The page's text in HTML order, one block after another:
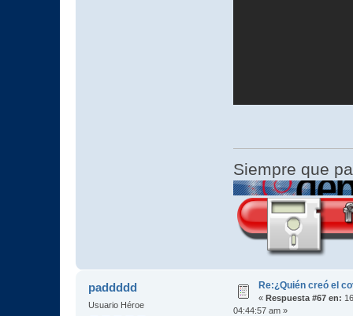
Siempre que
paddddd
Usuario Héroe
Re:¿Quién creó el
« Respuesta #67 en:
04:44:57 am »